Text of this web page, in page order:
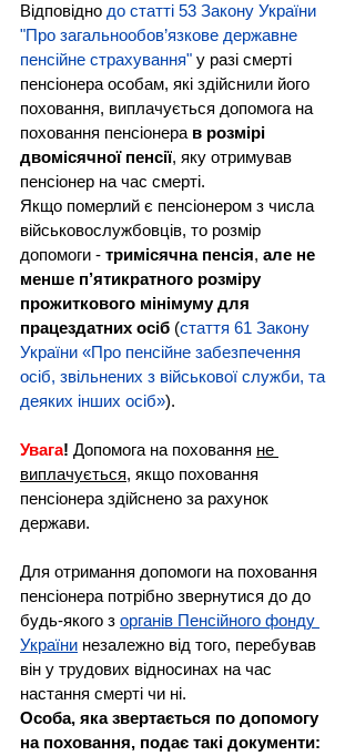
Відповідно до статті 53 Закону України
"Про загальнообов’язкове державне
пенсійне страхування" у разі смерті
пенсіонера особам, які здійснили його
поховання, виплачується допомога на
поховання пенсіонера в розмірі
двомісячної пенсії, яку отримував
пенсіонер на час смерті.
Якщо померлий є пенсіонером з числа
військовослужбовців, то розмір
допомоги - тримісячна пенсія, але не
менше п’ятикратного розміру
прожиткового мінімуму для
працездатних осіб (стаття 61 Закону
України «Про пенсійне забезпечення
осіб, звільнених з військової служби, та
деяких інших осіб»).
Увага! Допомога на поховання не
виплачується, якщо поховання
пенсіонера здійснено за рахунок
держави.
Для отримання допомоги на поховання
пенсіонера потрібно звернутися до до
будь-якого з органів Пенсійного фонду
України незалежно від того, перебував
він у трудових відносинах на час
настання смерті чи ні.
Особа, яка звертається по допомогу
на поховання, подає такі документи: